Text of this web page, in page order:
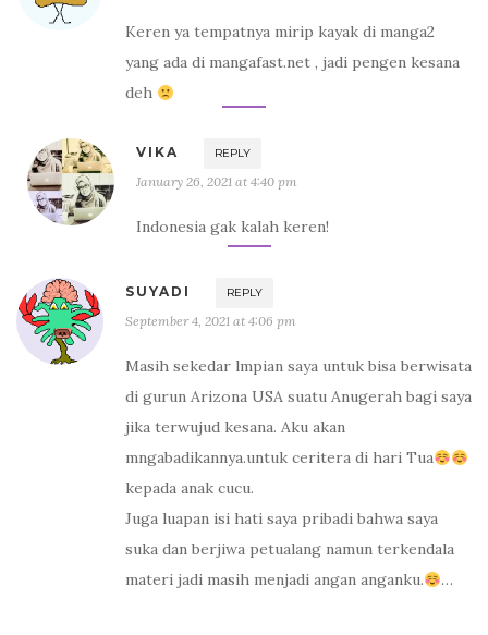
Keren ya tempatnya mirip kayak di manga2
yang ada di mangafast.net , jadi pengen kesana
deh
VIKA REPLY
January 26, 2021 at 4:40 pm
Indonesia gak kalah keren!
SUYADI REPLY
September 4, 2021 at 4:06 pm
Masih sekedar lmpian saya untuk bisa berwisata
di gurun Arizona USA suatu Anugerah bagi saya
jika terwujud kesana. Aku akan
mngabadikannya.untuk ceritera di hari Tua
kepada anak cucu.
Juga luapan isi hati saya pribadi bahwa saya
suka dan berjiwa petualang namun terkendala
materi jadi masih menjadi angan anganku.
…